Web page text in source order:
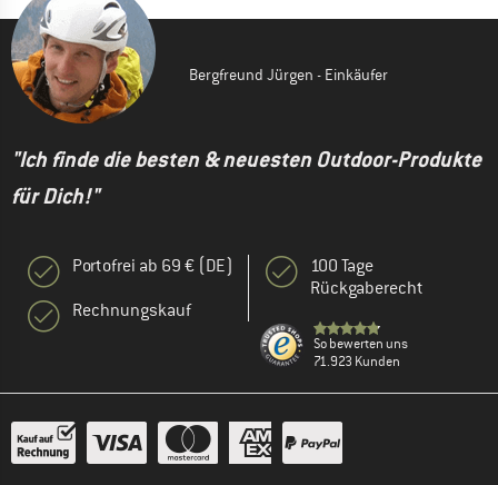
Bergfreund Jürgen - Einkäufer
"Ich finde die besten & neuesten Outdoor-Produkte
für Dich!"
Portofrei ab 69 € (DE)
Rechnungskauf
100 Tage
Rückgaberecht
So bewerten uns
71.923 Kunden